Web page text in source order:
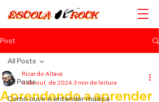
Post
All Posts
Como ouvir e entender música
All Posts
Aprendendo a aprender
Ricardo Altava
4 de out. de 2024 3 min de leitura